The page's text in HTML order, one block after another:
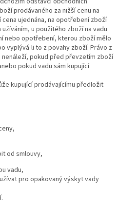
prodávaného za nižší cenu na
ujednána, na opotřebení zboží
u použitého zboží na vadu
nebo opotřebení, kterou zboží mělo
vyplývá-li to z povahy zboží. Právo z
nenáleží, pokud před převzetím zboží
pokud vadu sám kupující
kupující prodávajícímu předložit
od smlouvy,
vadu,
pro opakovaný výskyt vady